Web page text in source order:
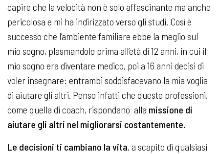
capire che la velocità non è solo affascinante ma anche
pericolosa e mi ha indirizzato verso gli studi. Così è
successo che l’ambiente familiare ebbe la meglio sul
mio sogno, plasmandolo prima all’età di 12 anni, in cui il
mio sogno era diventare medico, poi a 16 anni decisi di
voler insegnare: entrambi soddisfacevano la mia voglia
di aiutare gli altri. Penso infatti che queste professioni,
come quella di coach, rispondano alla missione di
aiutare gli altri nel migliorarsi costantemente.
Le decisioni ti cambiano la vita, a scapito di qualsiasi